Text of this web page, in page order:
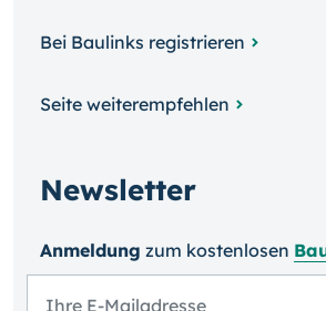
Bei Baulinks registrieren
Seite weiterempfehlen
Newsletter
Anmeldung zum kosten­losen